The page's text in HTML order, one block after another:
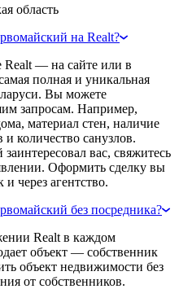
область
на Realt?
Realt — на сайте или в
полная и уникальная
Вы можете
запросам. Например,
материал стен, наличие
количество санузлов.
вас, свяжитесь
Оформить сделку вы
и через агентство.
без посредника?
Realt в каждом
объект — собственник
объект недвижимости без
от собственников.